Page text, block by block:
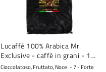
Lucaffé 100% Arabica Mr.
Exclusive - caffè in grani - 1
kg
Cioccolatoso, Fruttato, Noce 7 - Forte